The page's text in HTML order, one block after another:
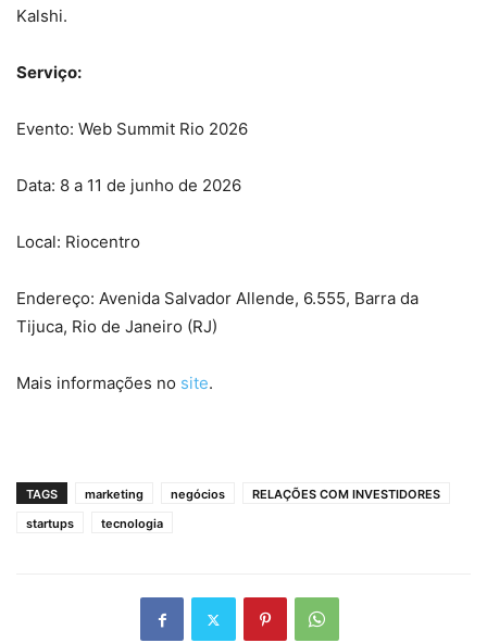
Kalshi.
Serviço:
Evento: Web Summit Rio 2026
Data: 8 a 11 de junho de 2026
Local: Riocentro
Endereço: Avenida Salvador Allende, 6.555, Barra da
Tijuca, Rio de Janeiro (RJ)
Mais informações no site.
TAGS marketing negócios
RELAÇÕES COM INVESTIDORES
startups
tecnologia